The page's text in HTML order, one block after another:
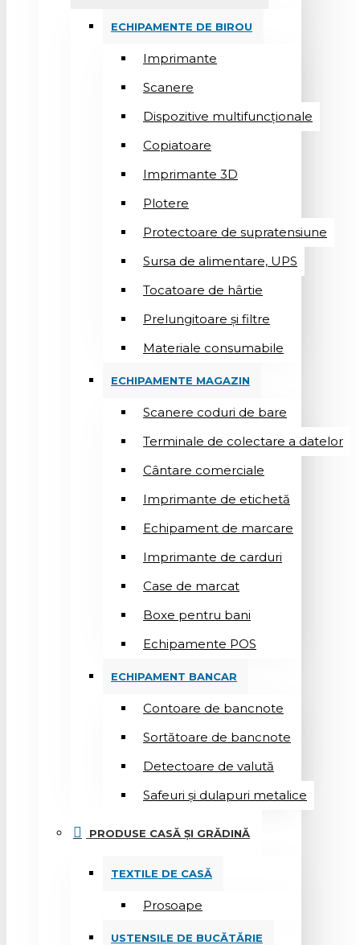
ECHIPAMENTE DE BIROU
Imprimante
Scanere
Dispozitive multifuncționale
Copiatoare
Imprimante 3D
Plotere
Protectoare de supratensiune
Sursa de alimentare, UPS
Tocatoare de hârtie
Prelungitoare și filtre
Materiale consumabile
ECHIPAMENTE MAGAZIN
Scanere coduri de bare
Terminale de colectare a datelor
Cântare comerciale
Imprimante de etichetă
Echipament de marcare
Imprimante de carduri
Case de marcat
Boxe pentru bani
Echipamente POS
ECHIPAMENT BANCAR
Contoare de bancnote
Sortătoare de bancnote
Detectoare de valută
Safeuri și dulapuri metalice
PRODUSE CASĂ ȘI GRĂDINĂ
TEXTILE DE CASĂ
Prosoape
USTENSILE DE BUCĂTĂRIE